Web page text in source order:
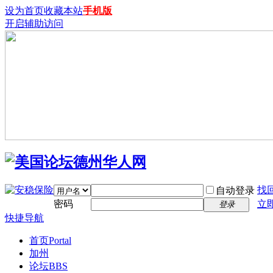
设为首页收藏本站手机版
开启辅助访问
自动登录 找
密码
登录
立
快捷导航
首页Portal
加州
论坛BBS